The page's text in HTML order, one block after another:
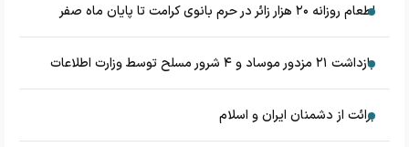
اطعام روزانه ۲۰ هزار زائر در حرم بانوی کرامت تا پایان ماه صفر
بازداشت ۲۱ مزدور موساد و ۴ شرور مسلح توسط وزارت اطلاعات
برائت از دشمنان ایران و اسلام